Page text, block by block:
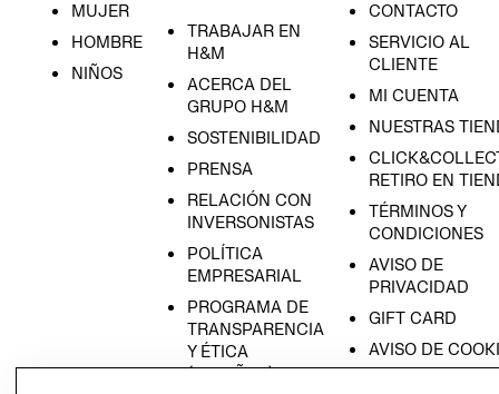
MUJER
HOMBRE
NIÑOS
TRABAJAR EN
H&M
ACERCA DEL
GRUPO H&M
SOSTENIBILIDAD
PRENSA
RELACIÓN CON
INVERSONISTAS
POLÍTICA
EMPRESARIAL
PROGRAMA DE
TRANSPARENCIA
Y ÉTICA
(ESPAÑOL)
CONTACTO
SERVICIO AL
CLIENTE
MI CUENTA
NUESTRAS
RETIRO EN
TÉRMINOS Y
CONDICIONES
AVISO DE
PRIVACIDAD
GIFT CARD
AVISO DE